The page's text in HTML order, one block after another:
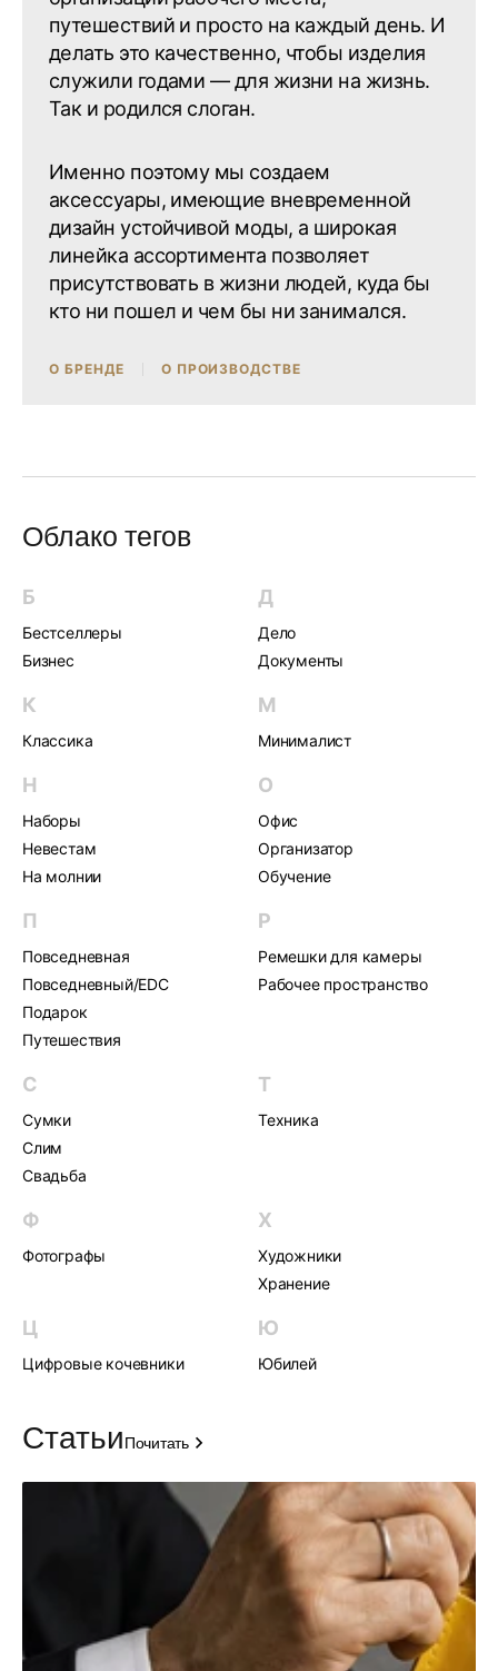
путешествий и просто на каждый день. И
делать это качественно, чтобы изделия
служили годами — для жизни на жизнь.
Так и родился слоган.
Именно поэтому мы создаем
аксессуары, имеющие вневременной
дизайн устойчивой моды, а широкая
линейка ассортимента позволяет
присутствовать в жизни людей, куда бы
кто ни пошел и чем бы ни занимался.
О БРЕНДЕ О ПРОИЗВОДСТВЕ
Облако тегов
Б
Бестселлеры
Бизнес
Д
Дело
Документы
К
Классика
М
Минималист
Н
Наборы
Невестам
На молнии
О
Офис
Организатор
Обучение
П
Повседневная
Повседневный/EDC
Подарок
Путешествия
Р
Ремешки для камеры
Рабочее пространство
С
Сумки
Слим
Свадьба
Т
Техника
Ф
Фотографы
Х
Художники
Хранение
Ц
Цифровые кочевники
Ю
Юбилей
СтатьиПочитать